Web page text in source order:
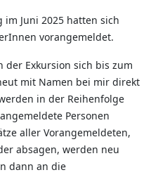
Juni 2025 hatten sich
vorangemeldet.
Exkursion sich bis zum
mit Namen bei mir direkt
in der Reihenfolge
Personen
aller Vorangemeldeten,
absagen, werden neu
dann an die